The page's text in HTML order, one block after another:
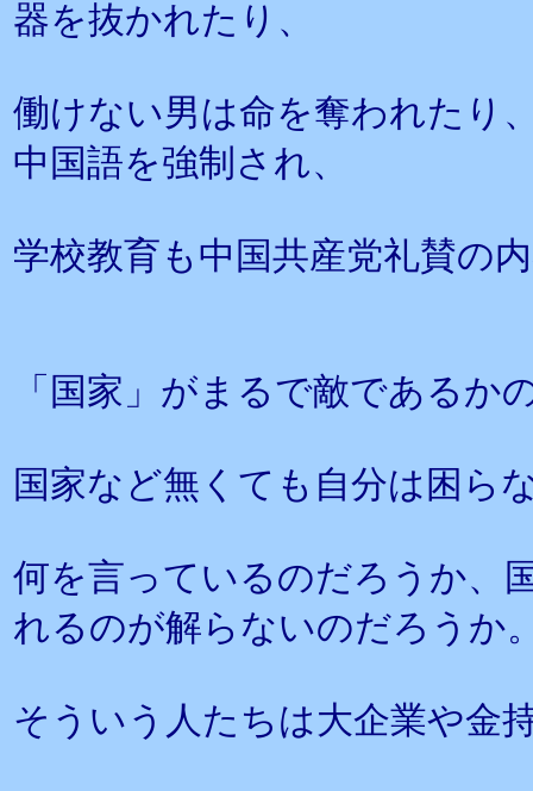
器を抜かれたり、
働けない男は命を奪われたり
中国語を強制され、
学校教育も中国共産党礼賛の
「国家」がまるで敵であるか
国家など無くても自分は困ら
何を言っているのだろうか、
れるのが解らないのだろうか
そういう人たちは大企業や金